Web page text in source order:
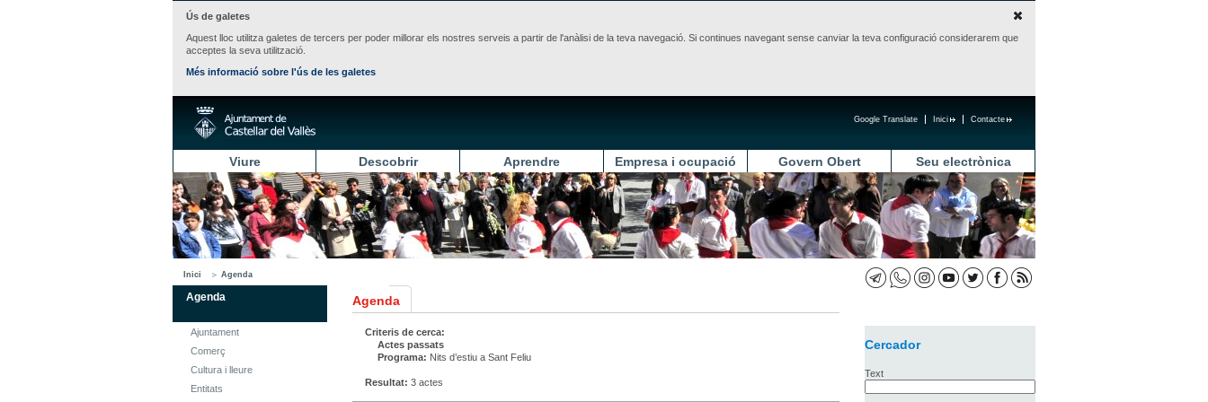
Ús de galetes
Aquest lloc utilitza galetes de tercers per poder millorar els nostres serveis a partir de l'anàlisi de la teva navegació. Si continues navegant sense canviar la teva configuració considerarem que
acceptes la seva utilització.
Més informació sobre l'ús de les galetes
Contacte
Inici
Google Translate
Viure Descobrir Aprendre Empresa i ocupació Govern Obert Seu electrònica
Inici Agenda
Agenda
Ajuntament
Comerç
Cultura i lleure
Entitats
Agenda
Criteris de cerca:
Actes passats
Programa: Nits d’estiu a Sant Feliu
Resultat: 3 actes
Cercador
Text